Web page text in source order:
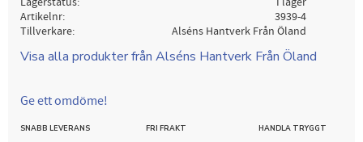
Artikelnr
3939-4
Tillverkare
Alséns Hantverk Från Öland
Visa alla produkter från Alséns Hantverk Från Öland
Ge ett omdöme!
SNABB LEVERANS FRI FRAKT HANDLA TRYGGT